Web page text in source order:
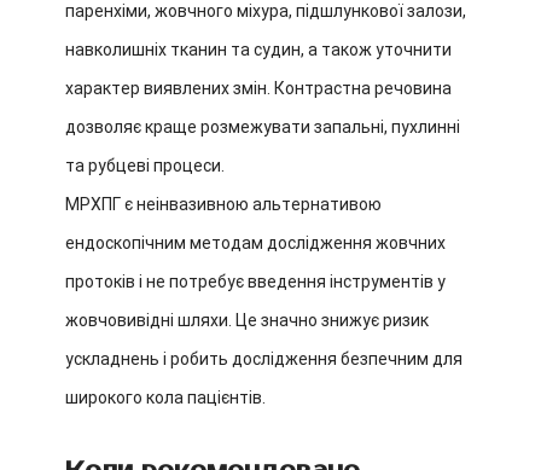
паренхіми, жовчного міхура, підшлункової залози,
навколишніх тканин та судин, а також уточнити
характер виявлених змін. Контрастна речовина
дозволяє краще розмежувати запальні, пухлинні
та рубцеві процеси.
МРХПГ є неінвазивною альтернативою
ендоскопічним методам дослідження жовчних
протоків і не потребує введення інструментів у
жовчовивідні шляхи. Це значно знижує ризик
ускладнень і робить дослідження безпечним для
широкого кола пацієнтів.